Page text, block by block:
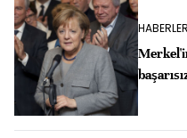
HABERLER